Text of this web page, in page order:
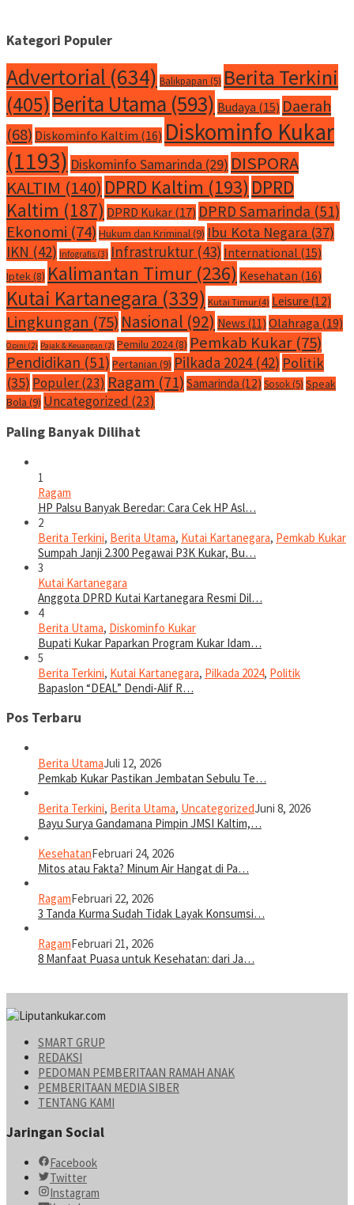
Kategori Populer
Advertorial (634) Balikpapan (5) Berita Terkini
(405)Berita Utama (593) Budaya (15) Daerah
(68) Diskominfo Kaltim (16) Diskominfo Kukar
(1193) Diskominfo Samarinda (29) DISPORA
KALTIM (140) DPRD Kaltim (193) DPRD
Kaltim (187) DPRD Kukar (17) DPRD Samarinda (51)
Ekonomi (74) Hukum dan Kriminal(9) Ibu Kota Negara (37)
IKN (42) Infografis (3) Infrastruktur (43) International (15)
Iptek(8) Kalimantan Timur (236) Kesehatan (16)
Kutai Kartanegara (339) Kutai Timur (4) Leisure (12)
Lingkungan (75) Nasional (92) News (11) Olahraga (19)
Opini (2) Pajak & Keuangan (2) Pemilu 2024(8) Pemkab Kukar (75)
Pendidikan (51) Pertanian (9) Pilkada 2024(42) Politik
(35) Populer(23) Ragam (71) Samarinda (12) Sosok(5) Speak
Bola (9) Uncategorized (23)
Paling Banyak Dilihat
1
Ragam
HP Palsu Banyak Beredar: Cara Cek HP Asl…
2
Berita Terkini, Berita Utama, Kutai Kartanegara, Pemkab Kukar
Sumpah Janji 2.300 Pegawai P3K Kukar, Bu…
3
Kutai Kartanegara
Anggota DPRD Kutai Kartanegara Resmi Dil…
4
Berita Utama, Diskominfo Kukar
Bupati Kukar Paparkan Program Kukar Idam…
5
Berita Terkini, Kutai Kartanegara, Pilkada 2024, Politik
Bapaslon “DEAL” Dendi-Alif R…
Pos Terbaru
Berita UtamaJuli 12, 2026
Pemkab Kukar Pastikan Jembatan Sebulu Te…
Berita Terkini, Berita Utama, UncategorizedJuni 8, 2026
Bayu Surya Gandamana Pimpin JMSI Kaltim,…
KesehatanFebruari 24, 2026
Mitos atau Fakta? Minum Air Hangat di Pa…
RagamFebruari 22, 2026
3 Tanda Kurma Sudah Tidak Layak Konsumsi…
RagamFebruari 21, 2026
8 Manfaat Puasa untuk Kesehatan: dari Ja…
SMART GRUP
REDAKSI
PEDOMAN PEMBERITAAN RAMAH ANAK
PEMBERITAAN MEDIA SIBER
TENTANG KAMI
Jaringan Social
Facebook
Twitter
Instagram